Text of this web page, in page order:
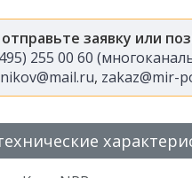
заявку или
255 00 60
, zakaz@mir-